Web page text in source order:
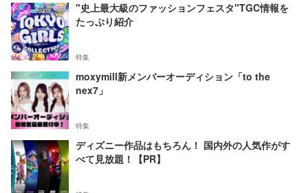
"史上最大級のファッションフェスタ"TGC情報を
たっぷり紹介
特集
moxymill新メンバーオーディション「to the
nex7」
特集
ディズニー作品はもちろん！ 国内外の人気作がす
べて見放題！【PR】